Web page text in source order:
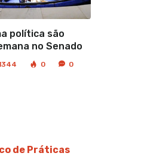
política são
no Senado
0 0
de Práticas